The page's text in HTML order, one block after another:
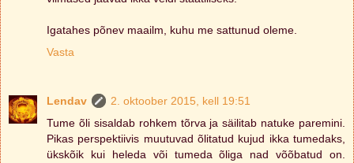
Igatahes põnev maailm, kuhu me sattunud oleme.
Vasta
Lendav
2. oktoober 2015, kell 19:51
Tume õli sisaldab rohkem tõrva ja säilitab natuke paremini.
Pikas perspektiivis muutuvad õlitatud kujud ikka tumedaks,
ükskõik kui heleda või tumeda õliga nad võõbatud on.